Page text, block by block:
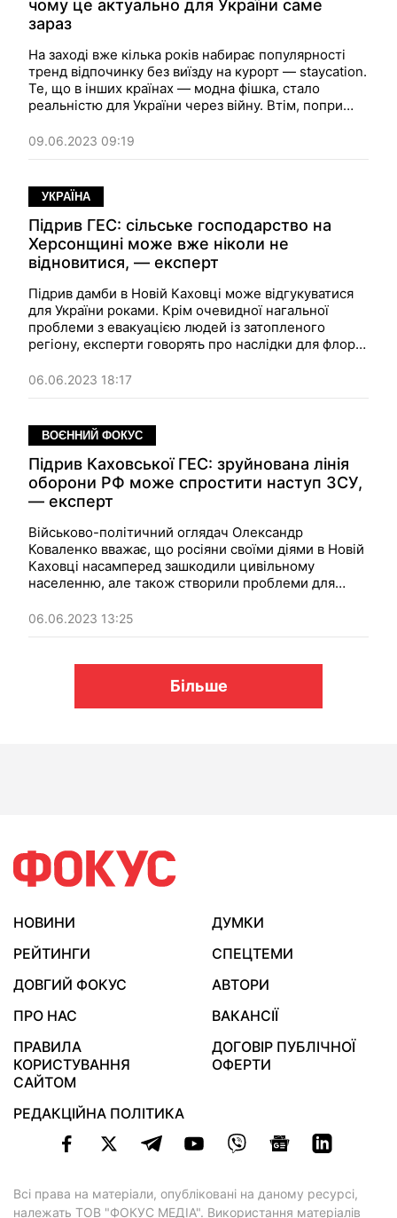
чому це актуально для України саме
зараз
На заході вже кілька років набирає популярності
тренд відпочинку без виїзду на курорт — staycation.
Те, що в інших країнах — модна фішка, стало
реальністю для України через війну. Втім, попри
українці не втратили здатність відпочивати й
насолоджуватись життям.
09.06.2023 09:19
УКРАЇНА
Підрив ГЕС: сільське господарство на
Херсонщині може вже ніколи не
відновитися, — експерт
Підрив дамби в Новій Каховці може відгукуватися
для України роками. Крім очевидної нагальної
проблеми з евакуацією людей із затопленого
регіону, експерти говорять про наслідки для флори
води для промисловості в сусідніх областях і
зруйнований агросектор Херсонщини.Фокус
систем Сергієм Гапоном.
06.06.2023 18:17
ВОЄННИЙ ФОКУС
Підрив Каховської ГЕС: зруйнована лінія
оборони РФ може спростити наступ ЗСУ,
— експерт
Військово-політичний оглядач Олександр
Коваленко вважає, що росіяни своїми діями в Новій
Каховці насамперед зашкодили цивільному
населенню, але також створили проблеми для
російська лінія оборони спростить
контрнаступальні дії.
06.06.2023 13:25
Більше
НОВИНИ
ДУМКИ
РЕЙТИНГИ
СПЕЦТЕМИ
ДОВГИЙ ФОКУС
АВТОРИ
ПРО НАС
ВАКАНСІЇ
ПРАВИЛА
КОРИСТУВАННЯ
САЙТОМ
ДОГОВІР ПУБЛІЧНОЇ
ОФЕРТИ
РЕДАКЦІЙНА ПОЛІТИКА
Всі права на матеріали, опубліковані на даному ресурсі,
належать ТОВ "ФОКУС МЕДІА". Використання матеріалів